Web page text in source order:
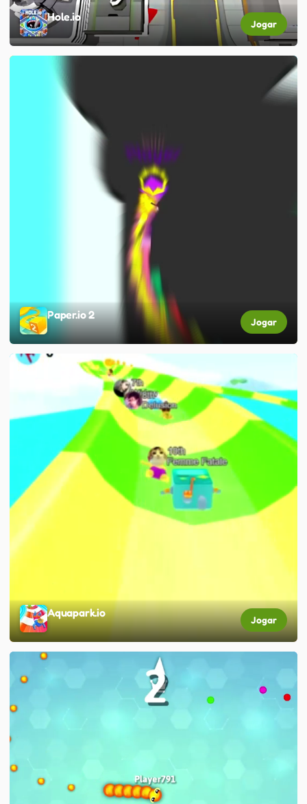
Hole.io
Jogar
Paper.io 2
Jogar
Aquapark.io
Jogar